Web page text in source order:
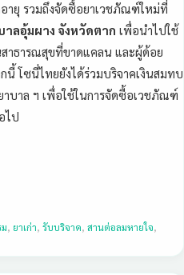
ายุ รวมถึงจัดซื้อยาเวชภัณฑ์ใหม่ที่
าลอุ้มผาง จังหวัดตาก เพื่อนำไปใช้
าธารณสุขที่ขาดแคลน และผู้ด้อย
โซนี่ไทยยังได้ร่วมบริจาคเงินสมทบ
าบาล ฯ เพื่อใช้ในการจัดซื้อเวชภัณฑ์
ไป
, ยาเก่า,รับบริจาค,สานต่อลมหายใจ,